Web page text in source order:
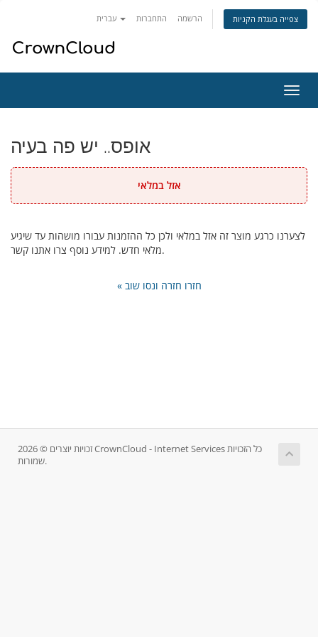
התחברות הרשמה צפייה בעגלת הקניות
ניווט
אופס.. יש פה בעיה
אזל במלאי
לצערנו כרגע מוצר זה אזל במלאי ולכן כל ההזמנות עבורו מושהות עד שיגיע
מלאי חדש. למידע נוסף צרו אתנו קשר.
« חזרו חזרה ונסו שוב
זכויות יוצרים © 2026 CrownCloud - Internet Services כל הזכויות
שמורות.